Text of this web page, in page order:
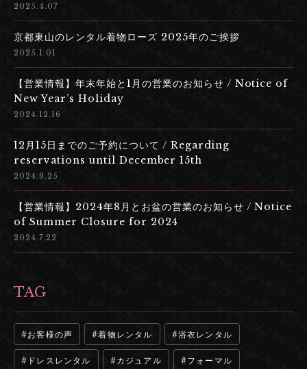
2025.4.07
京都東山のレンタル着物ローズ 2025年のご挨拶
2025.1.01
【営業情報】年末年始と1月の営業のお知らせ / Notice of
New Year’s Holiday
2024.12.16
12月15日までのご予約について / Regarding
reservations until December 15th
2024.9.25
【営業情報】2024年8月とお盆の営業のお知らせ / Notice
of Summer Closure for 2024
2024.7.22
TAG
お客様の声 着物レンタル 浴衣レンタル
ドレスレンタル カジュアル フォーマル